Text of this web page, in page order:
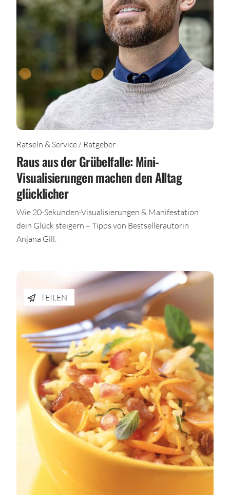
Rätseln & Service / Ratgeber
Raus aus der Grübelfalle: Mini-
Visualisierungen machen den Alltag
glücklicher
Wie 20-Sekunden-Visualisierungen & Manifestation
dein Glück steigern – Tipps von Bestsellerautorin
Anjana Gill.
TEILEN